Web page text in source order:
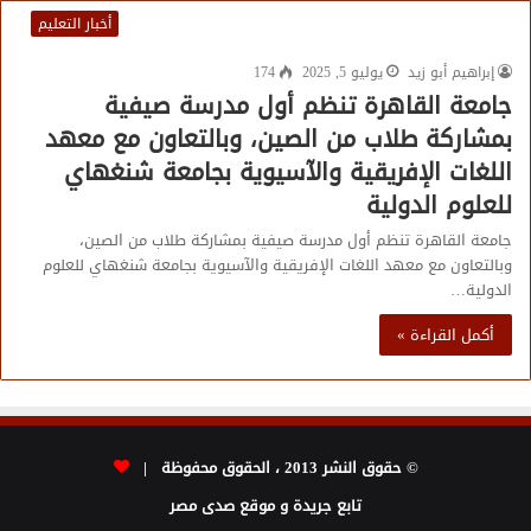
أخبار التعليم
إبراهيم أبو زيد
يوليو 5, 2025 174
جامعة القاهرة تنظم أول مدرسة صيفية
بمشاركة طلاب من الصين، وبالتعاون مع معهد
اللغات الإفريقية والآسيوية بجامعة شنغهاي
للعلوم الدولية
جامعة القاهرة تنظم أول مدرسة صيفية بمشاركة طلاب من الصين،
وبالتعاون مع معهد اللغات الإفريقية والآسيوية بجامعة شنغهاي للعلوم
الدولية…
أكمل القراءة »
© حقوق النشر 2013 ، الحقوق محفوظة |
تابع جريدة و موقع صدى مصر